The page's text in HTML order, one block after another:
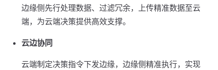
边缘侧先行处理数据、过滤冗余，上传精准数据至云
端，为云端决策提供高效支撑。
云边协同
云端制定决策指令下发边缘，边缘侧精准执行，实现